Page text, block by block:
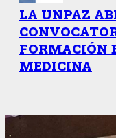
LA UNPAZ
FORMACIÓN
MEDICINA